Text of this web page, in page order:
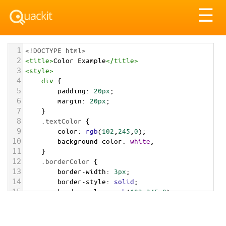
☰
1 <!DOCTYPE html>
2 <title>Color Example</title>
3 <style>
4 div {
5 padding: 20px;
6 margin: 20px;
7 }
8 .textColor {
9 color: rgb(102 245 0);
10 background-color: white;
11 }
12 .borderColor {
13 border-width: 3px;
14 border-style: solid;
15 border-color: rgb(102,245,0);